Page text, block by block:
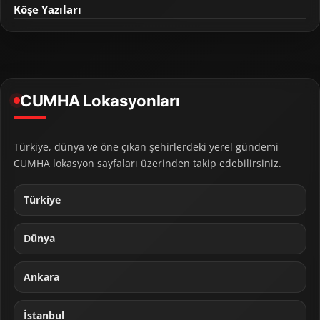
Köşe Yazıları
CUMHA Lokasyonları
Türkiye, dünya ve öne çıkan şehirlerdeki yerel gündemi
CUMHA lokasyon sayfaları üzerinden takip edebilirsiniz.
Türkiye
Dünya
Ankara
İstanbul